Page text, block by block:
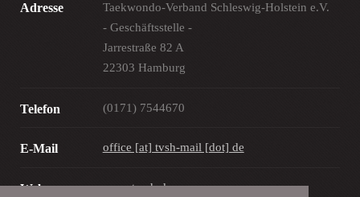
Adresse
Taekwondo-Verband Schleswig-Holstein e.V.
- Geschäftsstelle -
Jarrestraße 82 A
22303 Hamburg
Telefon (0171) 7544670
E-Mail office [at] tvsh-mail [dot] de
Web www.tv-sh.de